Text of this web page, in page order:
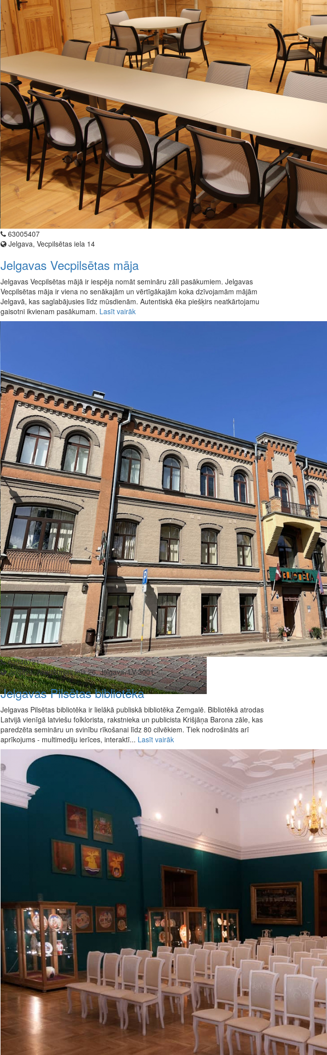
63005407
Jelgava, Vecpilsētas iela 14
Jelgavas Vecpilsētas māja
Jelgavas Vecpilsētas mājā ir iespēja nomāt semināru zāli pasākumiem. Jelgavas
Vecpilsētas māja ir viena no senākajām un vērtīgākajām koka dzīvojamām mājām
Jelgavā, kas saglabājusies līdz mūsdienām. Autentiskā ēka piešķirs neatkārtojamu
gaisotni ikvienam pasākumam. Lasīt vairāk
63046721
Jelgava, Akadēmijas iela 26, Jelgava, LV-3001
Jelgavas Pilsētas bibliotēka
Jelgavas Pilsētas bibliotēka ir lielākā publiskā bibliotēka Zemgalē. Bibliotēkā atrodas
Latvijā vienīgā latviešu folklorista, rakstnieka un publicista Krišjāņa Barona zāle, kas
paredzēta semināru un svinību rīkošanai līdz 80 cilvēkiem. Tiek nodrošināts arī
aprīkojums - multimediju ierīces, interaktī... Lasīt vairāk